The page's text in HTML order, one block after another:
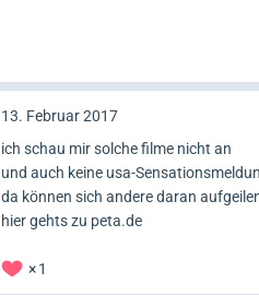
13. Februar 2017
ich schau mir solche filme nicht an
und auch keine usa-
da können sich andere daran
hier gehts zu peta.de
1